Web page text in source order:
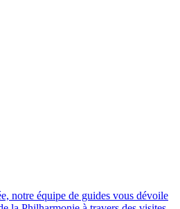
notre équipe de guides vous dévoile